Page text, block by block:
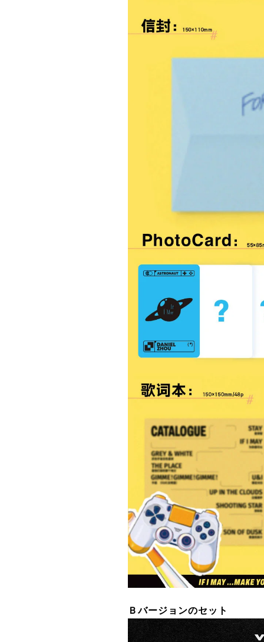
Ｂバージョンのセット